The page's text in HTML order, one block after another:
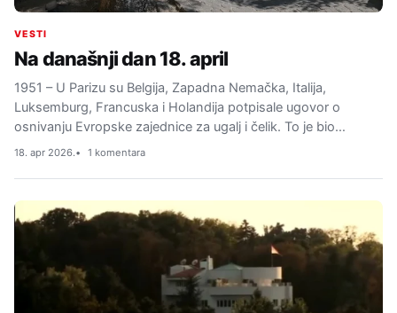
VESTI
Na današnji dan 18. april
1951 – U Parizu su Belgija, Zapadna Nemačka, Italija,
Luksemburg, Francuska i Holandija potpisale ugovor o
osnivanju Evropske zajednice za ugalj i čelik. To je bio…
18. apr 2026. 1 komentara